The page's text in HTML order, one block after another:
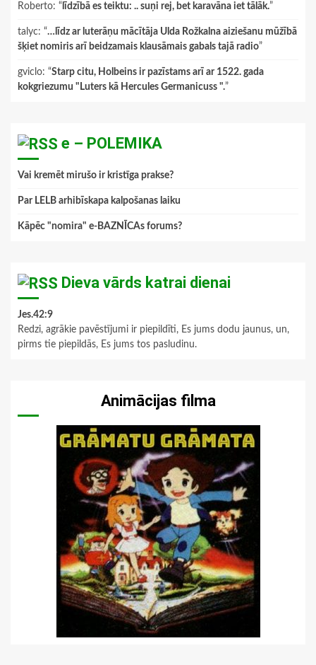
Roberto: “ līdzībā es teiktu: .. suņi rej, bet karavāna iet tālāk.”
talyc: “…līdz ar luterāņu mācītāja Ulda Rožkalna aiziešanu mūžībā
šķiet nomiris arī beidzamais klausāmais gabals tajā radio”
gviclo: “Starp citu, Holbeins ir pazīstams arī ar 1522. gada
kokgriezumu "Luters kā Hercules Germanicuss ".”
e – POLEMIKA
Vai kremēt mirušo ir kristīga prakse?
Par LELB arhibīskapa kalpošanas laiku
Kāpēc "nomira" e-BAZNĪCAs forums?
Dieva vārds katrai dienai
Jes.42:9
Redzi, agrākie pavēstījumi ir piepildīti, Es jums dodu jaunus, un,
pirms tie piepildās, Es jums tos pasludinu.
Animācijas filma